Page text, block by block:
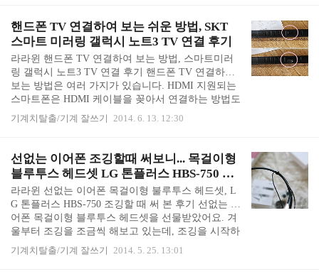
임을 위한 게이밍 노트북이 필요하지는 않습니다. 그
런데 노트북 추천해 달라고 할 때 별거 안하고 인터
넷하고 문서 작업 한다고 하면 같은 100만원 초반대
노트북이라도 그냥 유명한(?) 제품을 추천해주고, 게
이밍 노트북 추천해 달라고 하면 좀 더 빵빵한 노트
북을 추천해주었습니다. 레노버 Y50-70 가격은 120~
150 정도이고, 인..
핸드폰 TV 연결하여 보는 쉬운 방법, SKT
스마트 미러링 갤럭시 노트3 TV 연결 후기
라라윈 핸드폰 TV 연결하여 보는 방법, 스마트미러
링 갤럭시 노트3 TV 연결 후기 핸드폰 TV 연결하여
보는 방법은 여러 가지가 있습니다. HDMI 지원되는
스마트폰은 HDMI 케이블을 꽂아서 연결하는 방법도
있고, 집 TV가 와이파이가 되면 와이파이에 물려서
올쉐어, 스마트 쉐어 등을 할 수 있습니다. 여러 방법
간편하게 핸드폰을 TV에 연결할 수 있었습니다. 스
마트 미러링은 "스마트폰이 TV속으로"라는 이 문구
그대로 입니다. SKT 스마트 미러링을 TV에 꽂으면
스마트폰을 TV에 연결해서 큰 화면으로 볼 수 있게
해줍니다. SKT 스마트 미러링은 안드로이드 4.2, ios
4.3, 윈도우 8.1 와이다이 3.5, DLNA로 쓸 수 있습니
다. TV..
기계치탈출/기계 잘쓰기 2014. 6. 13. 12:30
선없는 이어폰 조깅할때 써보니... 목걸이형
블루투스 헤드셋 LG 톤플러스 HBS-750 후
기
라라윈 선없는 이어폰 목걸이형 불루투스 헤드셋, L
G 톤플러스 HBS-750 조깅할 때 써 본 후기 선없는 이
어폰 목걸이형 블루투스 헤드셋을 선물받았어요. 겨
울부터 조깅을 조금씩 해보고 있는데, 조깅을 시작하
고 나서 제일 먼저 갖고 싶었던 것이 선없는 이어폰
이었습니다. 조깅이라고 해봤자 걷고 뛰기를 조금씩
기계치탈출/기계 잘쓰기 2014. 5. 25. 13:01